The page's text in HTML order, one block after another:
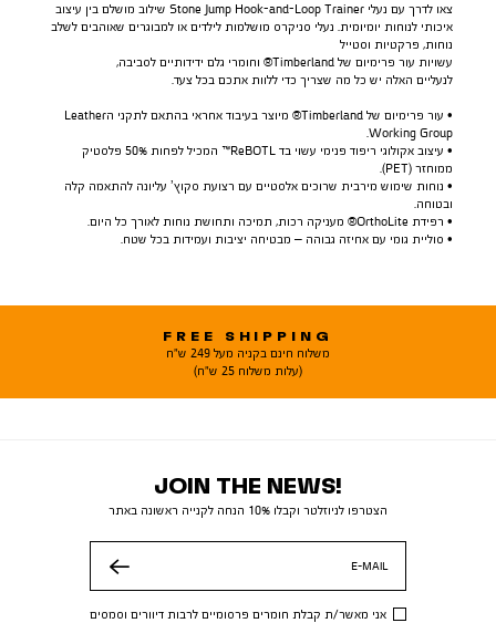
צאו לדרך עם נעלי Stone Jump Hook-and-Loop Trainer שילוב מושלם בין עיצוב
איכותי לנוחות יומיומית. נעלי סניקרס מושלמות לילדים או למבוגרים שאוהבים לשלב
נוחות, פרקטיות וסטייל
עשויות עור פרימיום של Timberland® וחומרי גלם ידידותיים לסביבה,
לנעליים האלה יש כל מה שצריך כדי ללוות אתכם בכל צעד.
• עור פרימיום של Timberland® מיוצר בעיבוד אחראי בהתאם לתקני הLeather
Working Group.
• עיצוב אקולוגי ריפוד פנימי עשוי בד ReBOTL™ המכיל לפחות 50% פלסטיק
ממוחזר (PET).
• נוחות שימוש מירבית שרוכים אלסטיים עם רצועת סקוץ’ עליונה להתאמה קלה
ובטוחה.
• רפידת OrthoLite® מעניקה רכות, תמיכה ותחושת נוחות לאורך כל היום.
• סוליית גומי עם אחיזה גבוהה – מבטיחה יציבות ועמידות בכל שטח.
FREE SHIPPING
משלוח חינם בקניה מעל 249 ש"ח
(עלות משלוח 25 ש"ח)
JOIN THE NEWS!
הצטרפו לניוזלטר וקבלו 10% הנחה לקנייה ראשונה באתר
E-MAIL
אני מאשר/ת קבלת חומרים פרסומיים לרבות דיוורים וסמסים